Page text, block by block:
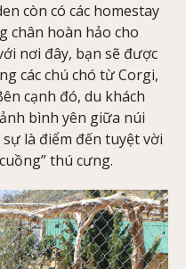
còn có các homestay
chân hoàn hảo cho
nơi đây, bạn sẽ được
các chú chó từ Corgi,
cạnh đó, du khách
bình yên giữa núi
là điểm đến tuyệt vời
thú cưng.